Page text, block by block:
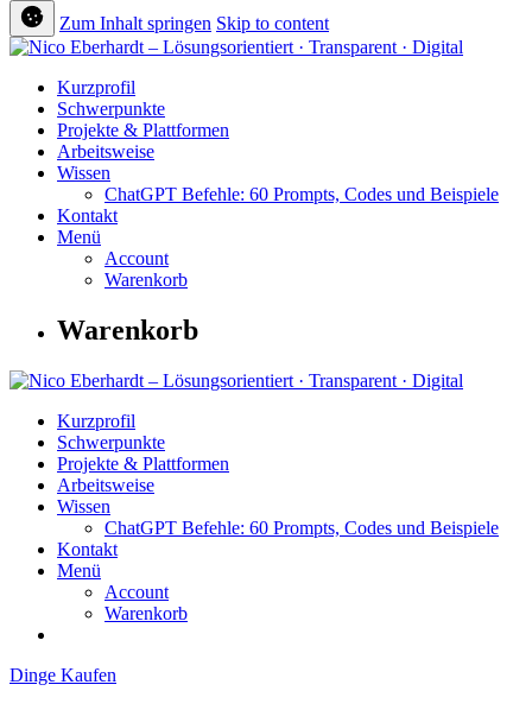
Zum Inhalt springen Skip to content
Kurzprofil
Schwerpunkte
Projekte & Plattformen
Arbeitsweise
Wissen
ChatGPT Befehle: 60 Prompts, Codes und Beispiele
Kontakt
Menü
Account
Warenkorb
Warenkorb
Kurzprofil
Schwerpunkte
Projekte & Plattformen
Arbeitsweise
Wissen
ChatGPT Befehle: 60 Prompts, Codes und Beispiele
Kontakt
Menü
Account
Warenkorb
Dinge Kaufen